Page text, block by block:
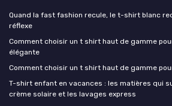
Quand la fast fashion recule, le t-shirt blanc
réflexe
Comment choisir un t shirt haut de gamme
élégante
Comment choisir un t shirt haut de gamme
T-shirt enfant en vacances : les matières qui
crème solaire et les lavages express